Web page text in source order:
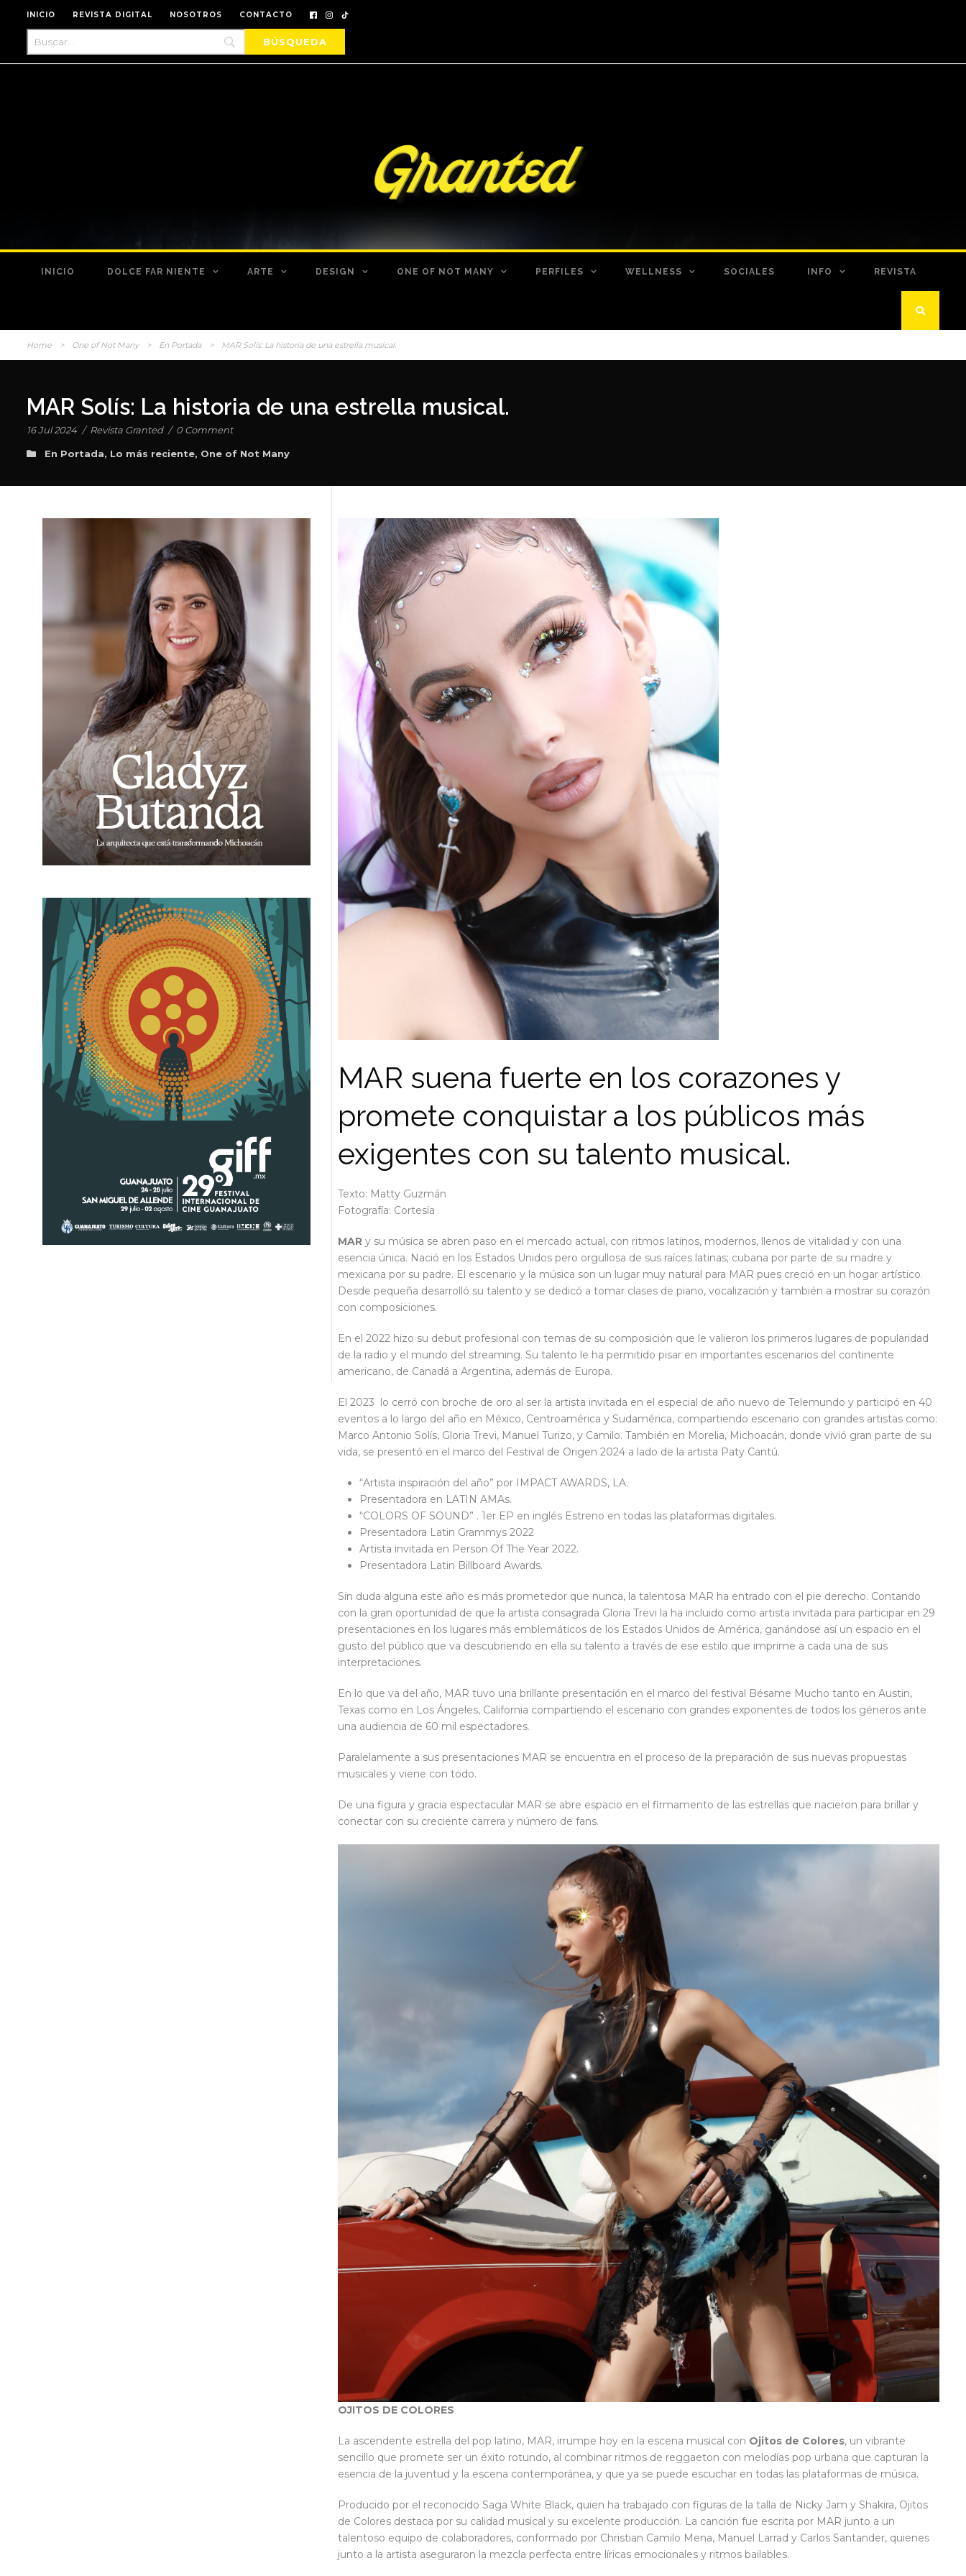
INICIO REVISTA DIGITAL NOSOTROS CONTACTO
INICIO DOLCE FAR NIENTE ARTE DESIGN ONE OF NOT MANY PERFILES WELLNESS SOCIALES INFO REVISTA
Home > One of Not Many > En Portada > MAR Solís: La historia de una estrella musical.
MAR Solís: La historia de una estrella musical.
16 Jul 2024 / Revista Granted / 0 Comment
En Portada, Lo más reciente, One of Not Many
MAR suena fuerte en los corazones y
promete conquistar a los públicos más
exigentes con su talento musical.
Texto: Matty Guzmán
Fotografía: Cortesía
MAR y su música se abren paso en el mercado actual, con ritmos latinos, modernos, llenos de vitalidad y con una
esencia única. Nació en los Estados Unidos pero orgullosa de sus raíces latinas; cubana por parte de su madre y
mexicana por su padre. El escenario y la música son un lugar muy natural para MAR pues creció en un hogar artístico.
Desde pequeña desarrolló su talento y se dedicó a tomar clases de piano, vocalización y también a mostrar su corazón
con composiciones.
En el 2022 hizo su debut profesional con temas de su composición que le valieron los primeros lugares de popularidad
de la radio y el mundo del streaming. Su talento le ha permitido pisar en importantes escenarios del continente
americano, de Canadá a Argentina, además de Europa.
El 2023 lo cerró con broche de oro al ser la artista invitada en el especial de año nuevo de Telemundo y participó en 40
eventos a lo largo del año en México, Centroamérica y Sudamérica, compartiendo escenario con grandes artistas como:
Marco Antonio Solís, Gloria Trevi, Manuel Turizo, y Camilo. También en Morelia, Michoacán, donde vivió gran parte de su
vida, se presentó en el marco del Festival de Origen 2024 a lado de la artista Paty Cantú.
“Artista inspiración del año” por IMPACT AWARDS, LA.
Presentadora en LATIN AMAs.
“COLORS OF SOUND” . 1er EP en inglés Estreno en todas las plataformas digitales.
Presentadora Latin Grammys 2022
Artista invitada en Person Of The Year 2022.
Presentadora Latin Billboard Awards.
Sin duda alguna este año es más prometedor que nunca, la talentosa MAR ha entrado con el pie derecho. Contando
con la gran oportunidad de que la artista consagrada Gloria Trevi la ha incluido como artista invitada para participar en 29
presentaciones en los lugares más emblemáticos de los Estados Unidos de América, ganándose así un espacio en el
gusto del público que va descubriendo en ella su talento a través de ese estilo que imprime a cada una de sus
interpretaciones.
En lo que va del año, MAR tuvo una brillante presentación en el marco del festival Bésame Mucho tanto en Austin,
Texas como en Los Ángeles, California compartiendo el escenario con grandes exponentes de todos los géneros ante
una audiencia de 60 mil espectadores.
Paralelamente a sus presentaciones MAR se encuentra en el proceso de la preparación de sus nuevas propuestas
musicales y viene con todo.
De una figura y gracia espectacular MAR se abre espacio en el firmamento de las estrellas que nacieron para brillar y
conectar con su creciente carrera y número de fans.
OJITOS DE COLORES
La ascendente estrella del pop latino, MAR, irrumpe hoy en la escena musical con Ojitos de Colores, un vibrante
sencillo que promete ser un éxito rotundo, al combinar ritmos de reggaeton con melodías pop urbana que capturan la
esencia de la juventud y la escena contemporánea, y que ya se puede escuchar en todas las plataformas de música.
Producido por el reconocido Saga White Black, quien ha trabajado con figuras de la talla de Nicky Jam y Shakira, Ojitos
de Colores destaca por su calidad musical y su excelente producción. La canción fue escrita por MAR junto a un
talentoso equipo de colaboradores, conformado por Christian Camilo Mena, Manuel Larrad y Carlos Santander, quienes
junto a la artista aseguraron la mezcla perfecta entre líricas emocionales y ritmos bailables.